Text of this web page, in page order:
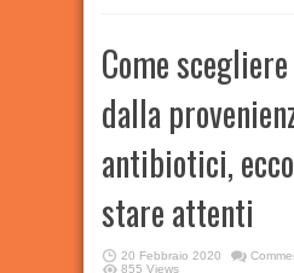
Come
dalla
antibiotici,
stare attenti
20 Febbraio 2020
855 Views